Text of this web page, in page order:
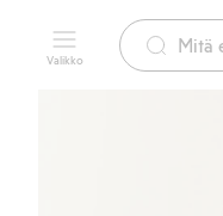
Valikko